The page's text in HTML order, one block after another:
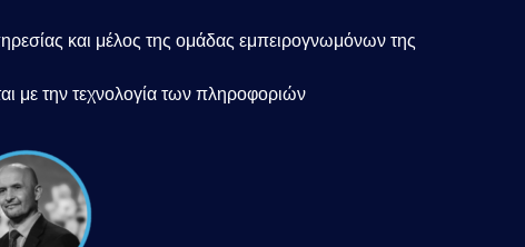
και μέλος της ομάδας εμπειρογνωμόνων της
με την τεχνολογία των πληροφοριών